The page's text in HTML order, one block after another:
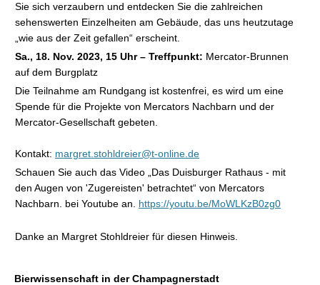
Sie sich verzaubern und entdecken Sie die zahlreichen
sehenswerten Einzelheiten am Gebäude, das uns heutzutage
„wie aus der Zeit gefallen“ erscheint.
Sa., 18. Nov. 2023, 15 Uhr – Treffpunkt: Mercator-Brunnen
auf dem Burgplatz
Die Teilnahme am Rundgang ist kostenfrei, es wird um eine
Spende für die Projekte von Mercators Nachbarn und der
Mercator-Gesellschaft gebeten.
Kontakt: margret.stohldreier@t-online.de
Schauen Sie auch das Video „Das Duisburger Rathaus - mit
den Augen von 'Zugereisten' betrachtet“ von Mercators
Nachbarn. bei Youtube an. https://youtu.be/MoWLKzB0zg0
Danke an Margret Stohldreier für diesen Hinweis.
Bierwissenschaft in der Champagnerstadt